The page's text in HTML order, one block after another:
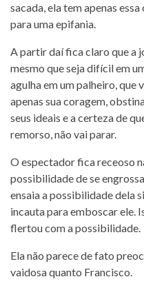
sacada, ela tem apenas
para uma epifania.
A partir daí fica claro que a
mesmo que seja difícil em
agulha em um palheiro, que
apenas sua coragem,
seus ideais e a certeza de
remorso, não vai parar.
O espectador fica receoso
possibilidade de se
ensaia a possibilidade dela
incauta para emboscar ele.
flertou com a possibilidade.
Ela não parece de fato
vaidosa quanto Francisco.